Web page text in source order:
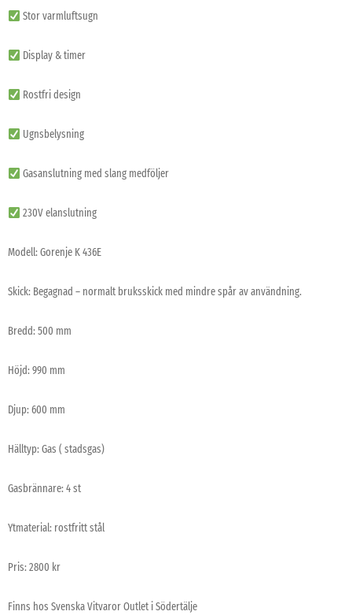
Stor varmluftsugn
Display & timer
Rostfri design
Ugnsbelysning
Gasanslutning med slang medföljer
230V elanslutning
Modell: Gorenje K 436E
Skick: Begagnad – normalt bruksskick med mindre spår av användning.
Bredd: 500 mm
Höjd: 990 mm
Djup: 600 mm
Hälltyp: Gas ( stadsgas)
Gasbrännare: 4 st
Ytmaterial: rostfritt stål
Pris: 2800 kr
Finns hos Svenska Vitvaror Outlet i Södertälje